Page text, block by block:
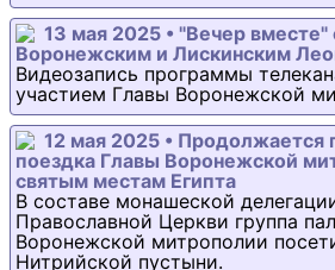
13 мая 2025 • "Вечер
Воронежским и Лискинским
Видеозапись программы
участием Главы Воронежской
12 мая 2025 • Продолжается
поездка Главы Воронежской
святым местам Египта
В составе монашеской
Православной Церкви группа
Воронежской митрополии
Нитрийской пустыни.